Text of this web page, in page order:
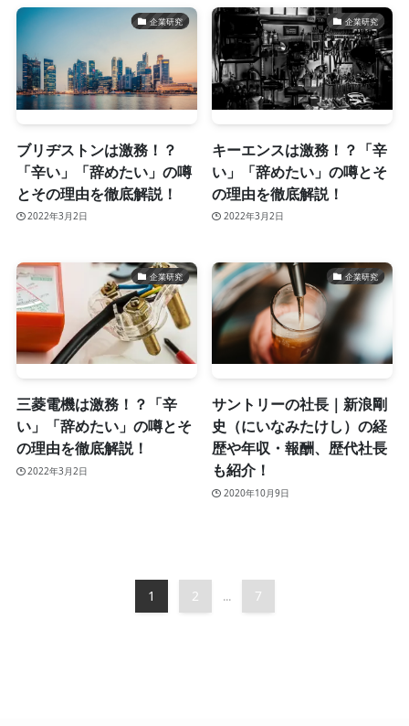
企業研究
ブリヂストンは激務！？
「辛い」「辞めたい」の噂
とその理由を徹底解説！
2022年3月2日
企業研究
キーエンスは激務！？「辛
い」「辞めたい」の噂とそ
の理由を徹底解説！
2022年3月2日
企業研究
三菱電機は激務！？「辛
い」「辞めたい」の噂とそ
の理由を徹底解説！
2022年3月2日
企業研究
サントリーの社長｜新浪剛
史（にいなみたけし）の経
歴や年収・報酬、歴代社長
も紹介！
2020年10月9日
1 2 ... 7